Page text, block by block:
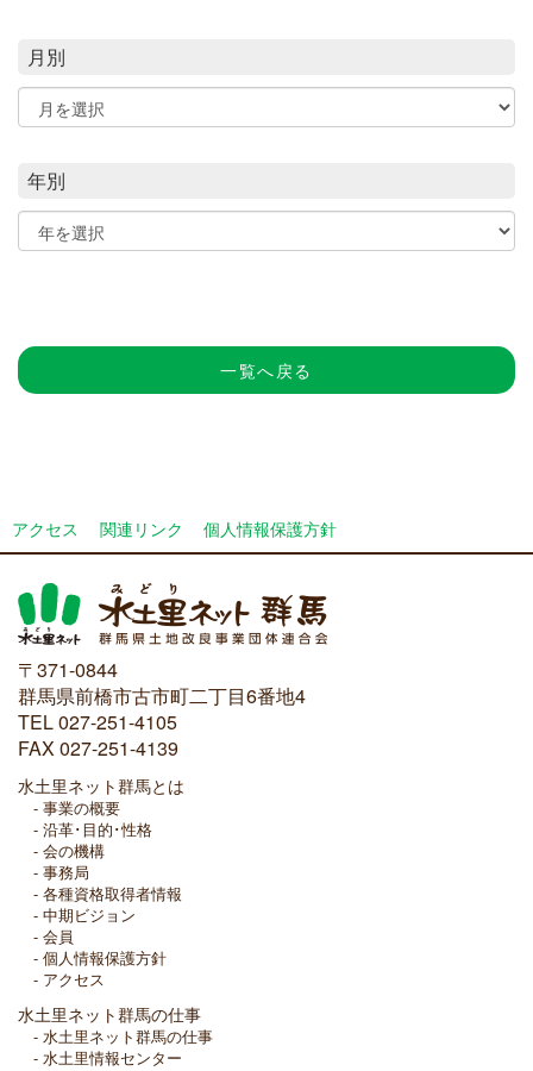
月別
年別
一覧へ戻る
アクセス 関連リンク 個人情報保護方針
〒371-0844
群馬県前橋市古市町二丁目6番地4
TEL 027-251-4105
FAX 027-251-4139
水土里ネット群馬とは
事業の概要
沿革･目的･性格
会の機構
事務局
各種資格取得者情報
中期ビジョン
会員
個人情報保護方針
アクセス
水土里ネット群馬の仕事
水土里ネット群馬の仕事
水土里情報センター